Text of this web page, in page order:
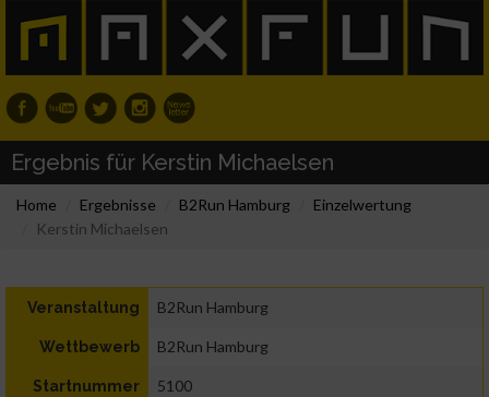
Ergebnis für Kerstin Michaelsen
Home Ergebnisse B2Run Hamburg
Einzelwertung
Kerstin Michaelsen
Veranstaltung B2Run Hamburg
Wettbewerb B2Run Hamburg
Startnummer 5100